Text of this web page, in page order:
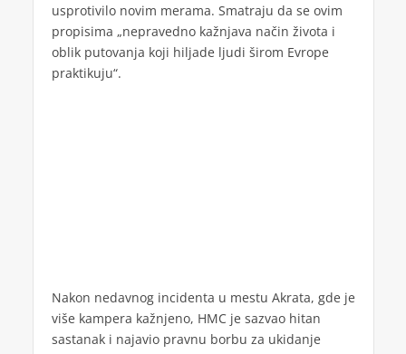
usprotivilo novim merama. Smatraju da se ovim
propisima „nepravedno kažnjava način života i
oblik putovanja koji hiljade ljudi širom Evrope
praktikuju“.
Nakon nedavnog incidenta u mestu Akrata, gde je
više kampera kažnjeno, HMC je sazvao hitan
sastanak i najavio pravnu borbu za ukidanje